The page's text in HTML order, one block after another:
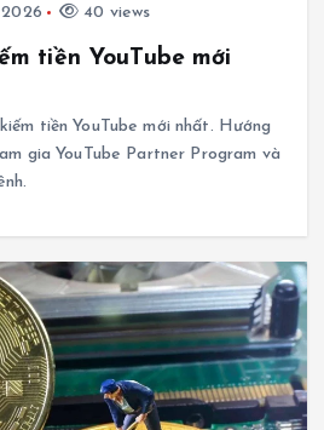
2026 40 views
tiền YouTube mới
tiền YouTube mới nhất. Hướng
gia YouTube Partner Program và